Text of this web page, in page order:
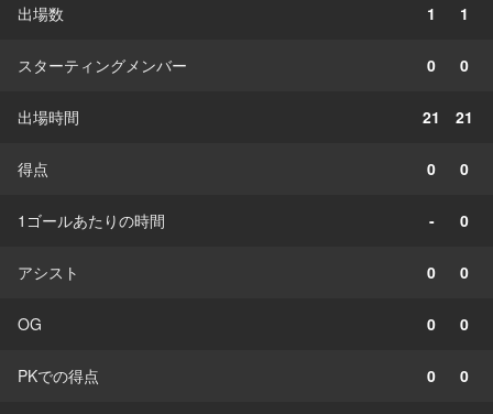
出場数 1 1
スターティングメンバー 0 0
出場時間 21 21
得点 0 0
1ゴールあたりの時間 - 0
アシスト 0 0
OG 0 0
PKでの得点 0 0